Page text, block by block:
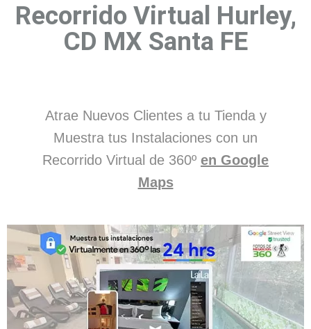
Recorrido Virtual Hurley,
CD MX Santa FE
Atrae Nuevos Clientes a tu Tienda y
Muestra tus Instalaciones con un
Recorrido Virtual de 360º en Google
Maps